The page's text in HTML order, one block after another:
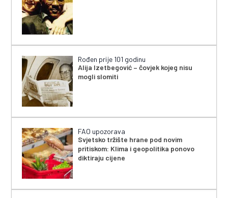
Rođen prije 101 godinu
Alija Izetbegović – čovjek kojeg nisu
mogli slomiti
FAO upozorava
Svjetsko tržište hrane pod novim
pritiskom: Klima i geopolitika ponovo
diktiraju cijene